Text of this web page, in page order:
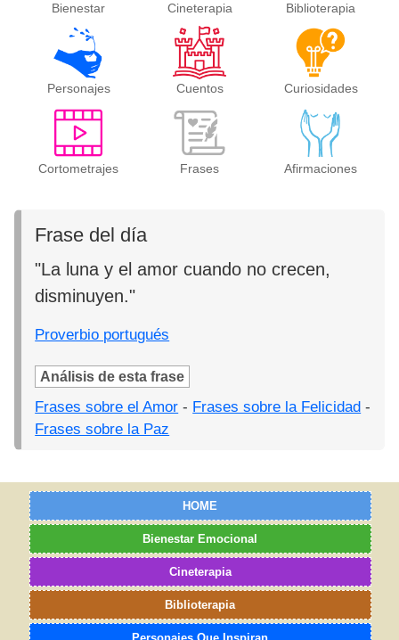
Bienestar Cineterapia Biblioterapia
Personajes Cuentos Curiosidades
Cortometrajes Frases Afirmaciones
Frase del día
"La luna y el amor cuando no crecen,
disminuyen."
Proverbio portugués
Análisis de esta frase
Frases sobre el Amor - Frases sobre la Felicidad -
Frases sobre la Paz
HOME
Bienestar Emocional
Cineterapia
Biblioterapia